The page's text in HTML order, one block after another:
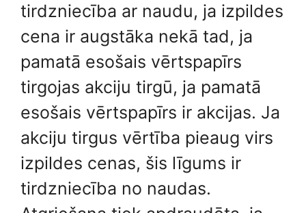
tirdzniecība ar naudu, ja izpildes
cena ir augstāka nekā tad, ja
pamatā esošais vērtspapīrs
tirgojas akciju tirgū, ja pamatā
esošais vērtspapīrs ir akcijas. Ja
akciju tirgus vērtība pieaug virs
izpildes cenas, šis līgums ir
tirdzniecība no naudas.